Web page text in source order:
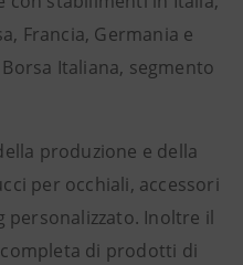
Francia, Germania e
Italiana, segmento
produzione e della
per occhiali, accessori
personalizzato. Inoltre il
di prodotti di